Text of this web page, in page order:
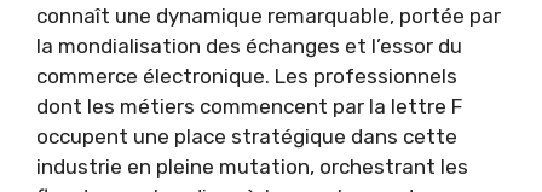
connaît une dynamique remarquable, portée par
la mondialisation des échanges et l’essor du
commerce électronique. Les professionnels
dont les métiers commencent par la lettre F
occupent une place stratégique dans cette
industrie en pleine mutation, orchestrant les